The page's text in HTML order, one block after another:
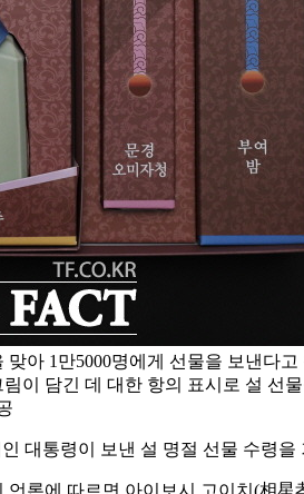
아 1만5000명에게 선물을 보낸다고
이 담긴 데 대한 항의 표시로 설 선
대통령이 보낸 설 명절 선물 수령
론에 따르면 아이보시 고이치(相